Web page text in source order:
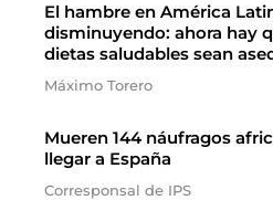
El hambre en América
disminuyendo: ahora hay
dietas saludables sean
Máximo Torero
Mueren 144 náufragos
llegar a España
Corresponsal de IPS